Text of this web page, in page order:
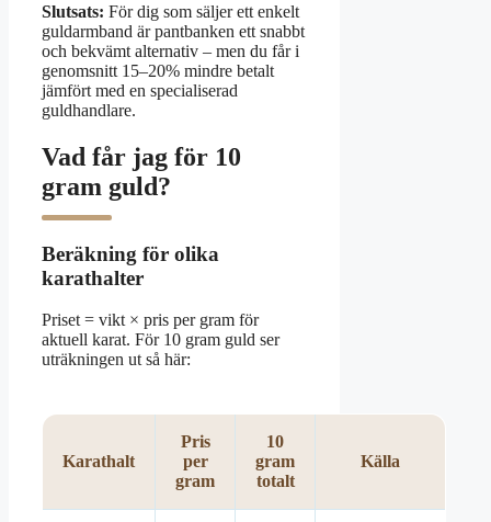
Slutsats: För dig som säljer ett enkelt
guldarmband är pantbanken ett snabbt
och bekvämt alternativ – men du får i
genomsnitt 15–20% mindre betalt
jämfört med en specialiserad
guldhandlare.
Vad får jag för 10
gram guld?
Beräkning för olika
karathalter
Priset = vikt × pris per gram för
aktuell karat. För 10 gram guld ser
uträkningen ut så här:
Karathalt
Pris
per
gram
10
gram
totalt
Källa